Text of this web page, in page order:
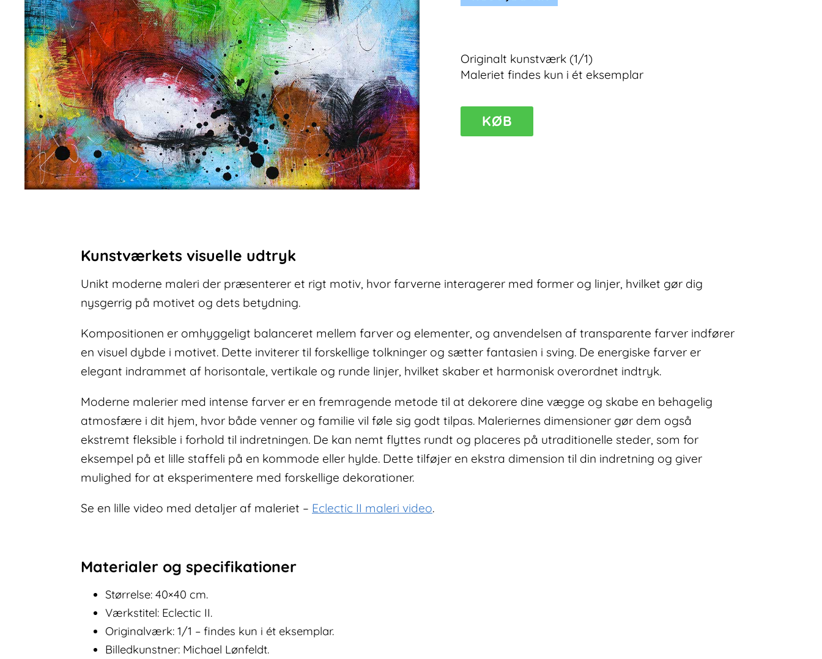
Originalt kunstværk (1/1)
Maleriet findes kun i ét eksemplar
Eclectic
KØB
Kunstværkets visuelle udtryk
Unikt moderne maleri der præsenterer et rigt motiv, hvor farverne interagerer med former og linjer, hvilket gør dig
nysgerrig på motivet og dets betydning.
Kompositionen er omhyggeligt balanceret mellem farver og elementer, og anvendelsen af transparente farver indfører
en visuel dybde i motivet. Dette inviterer til forskellige tolkninger og sætter fantasien i sving. De energiske farver er
elegant indrammet af horisontale, vertikale og runde linjer, hvilket skaber et harmonisk overordnet indtryk.
Moderne malerier med intense farver er en fremragende metode til at dekorere dine vægge og skabe en behagelig
atmosfære i dit hjem, hvor både venner og familie vil føle sig godt tilpas. Maleriernes dimensioner gør dem også
ekstremt fleksible i forhold til indretningen. De kan nemt flyttes rundt og placeres på utraditionelle steder, som for
eksempel på et lille staffeli på en kommode eller hylde. Dette tilføjer en ekstra dimension til din indretning og giver
mulighed for at eksperimentere med forskellige dekorationer.
Se en lille video med detaljer af maleriet – Eclectic II maleri video.
Materialer og specifikationer
Størrelse: 40×40 cm.
Værkstitel: Eclectic II.
Originalværk: 1/1 – findes kun i ét eksemplar.
Billedkunstner: Michael Lønfeldt.